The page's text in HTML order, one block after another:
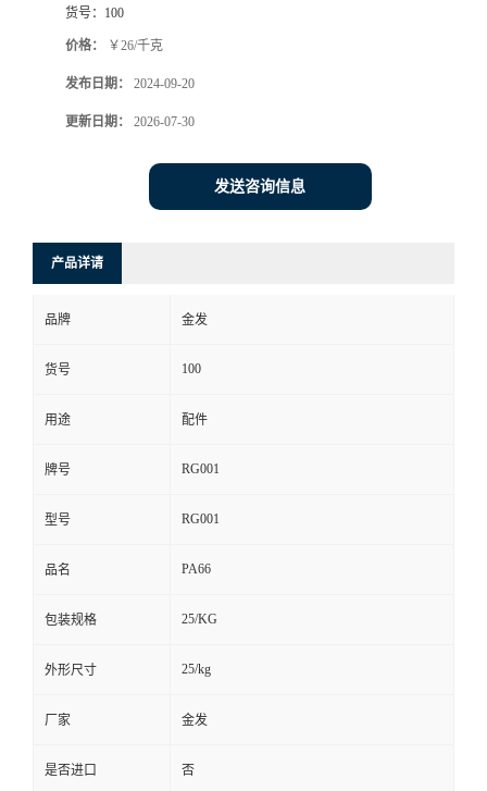
货号： 100
价格： ￥26/千克
发布日期： 2024-09-20
更新日期： 2026-07-30
发送咨询信息
产品详请
品牌 金发
货号 100
用途 配件
牌号 RG001
型号 RG001
品名 PA66
包装规格 25/KG
外形尺寸 25/kg
厂家 金发
是否进口 否